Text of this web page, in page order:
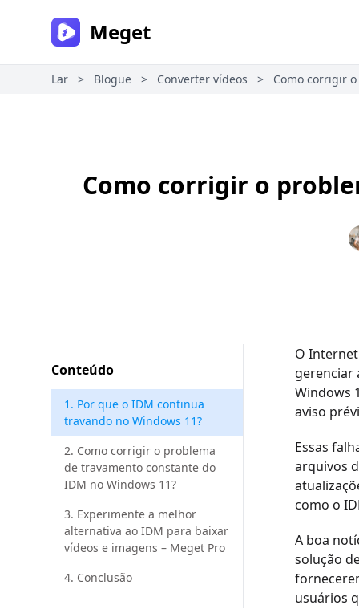
Meget
Lar > Blogue > Converter vídeos > Como corrigir
Como corrigir o
Conteúdo
1. Por que o IDM continua
travando no Windows 11?
2. Como corrigir o problema
de travamento constante do
IDM no Windows 11?
3. Experimente a melhor
alternativa ao IDM para baixar
vídeos e imagens – Meget Pro
4. Conclusão
O
gerenciar
Windows
aviso
Essas
arquivos
como o
A boa
solução
usuários